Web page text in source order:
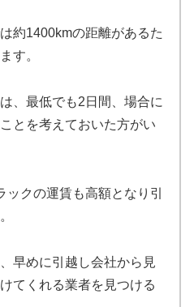
約1400kmの距離があるた
す。
、最低でも2日間、場合に
とを考えておいた方がい
クの運賃も高額となり引
早めに引越し会社から見
てくれる業者を見つける